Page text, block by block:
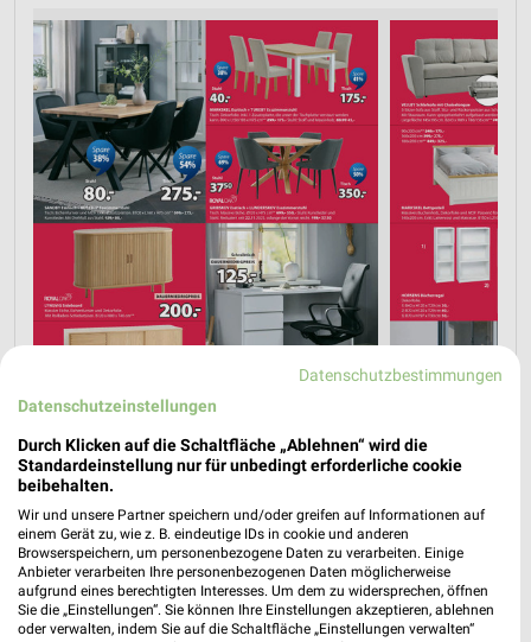
Datenschutzbestimmungen
Datenschutzeinstellungen
Durch Klicken auf die Schaltfläche „Ablehnen“ wird die
Standardeinstellung nur für unbedingt erforderliche cookie
beibehalten.
Wir und unsere Partner speichern und/oder greifen auf Informationen auf
einem Gerät zu, wie z. B. eindeutige IDs in cookie und anderen
Browserspeichern, um personenbezogene Daten zu verarbeiten. Einige
Anbieter verarbeiten Ihre personenbezogenen Daten möglicherweise
aufgrund eines berechtigten Interesses. Um dem zu widersprechen, öffnen
Sie die „Einstellungen“. Sie können Ihre Einstellungen akzeptieren, ablehnen
oder verwalten, indem Sie auf die Schaltfläche „Einstellungen verwalten“